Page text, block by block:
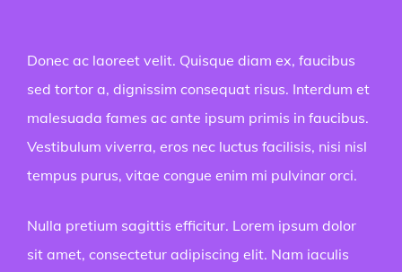
Donec ac laoreet velit. Quisque diam ex, faucibus
sed tortor a, dignissim consequat risus. Interdum et
malesuada fames ac ante ipsum primis in faucibus.
Vestibulum viverra, eros nec luctus facilisis, nisi nisl
tempus purus, vitae congue enim mi pulvinar orci.
Nulla pretium sagittis efficitur. Lorem ipsum dolor
sit amet, consectetur adipiscing elit. Nam iaculis